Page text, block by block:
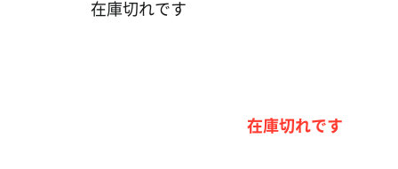
在庫切れです
在庫切れです